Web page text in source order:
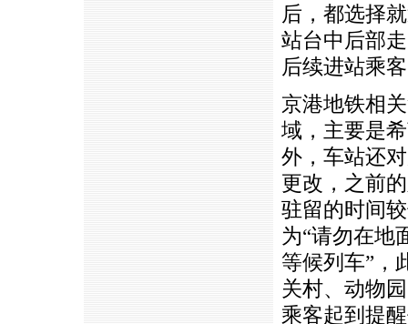
后，都选择
站台中后部
后续进站乘
京港地铁相
域，主要是
外，车站还
更改，之前
驻留的时间
为“请勿在地
等候列车”，
关村、动物
乘客起到提